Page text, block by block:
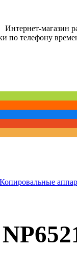
Интернет-магазин
по телефону
Копировальные